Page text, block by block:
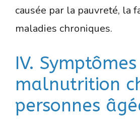
causée par la pauvreté, la
maladies chroniques.
IV.
malnutrition
personnes